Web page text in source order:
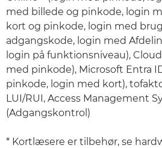
med billede og pinkode, login
kort og pinkode, login med
adgangskode, login med
login på funktionsniveau),
med pinkode), Microsoft Entra
pinkode, login med kort),
LUI/RUI, Access Management
(Adgangskontrol)
* Kortlæsere er tilbehør, se